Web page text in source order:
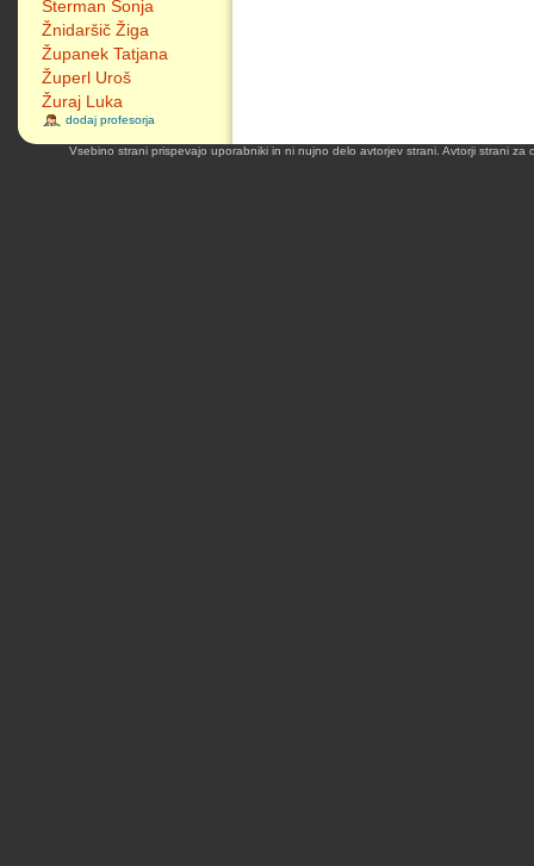
Šterman Sonja
Žnidaršič Žiga
Županek Tatjana
Župerl Uroš
Žuraj Luka
dodaj profesorja
Vsebino strani prispevajo uporabniki in ni nujno delo avtorjev strani. Avtorji strani